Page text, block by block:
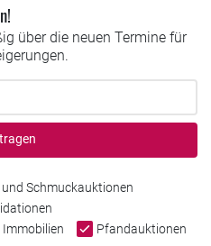
über die neuen Termine für
Schmuckauktionen
Immobilien Pfandauktionen